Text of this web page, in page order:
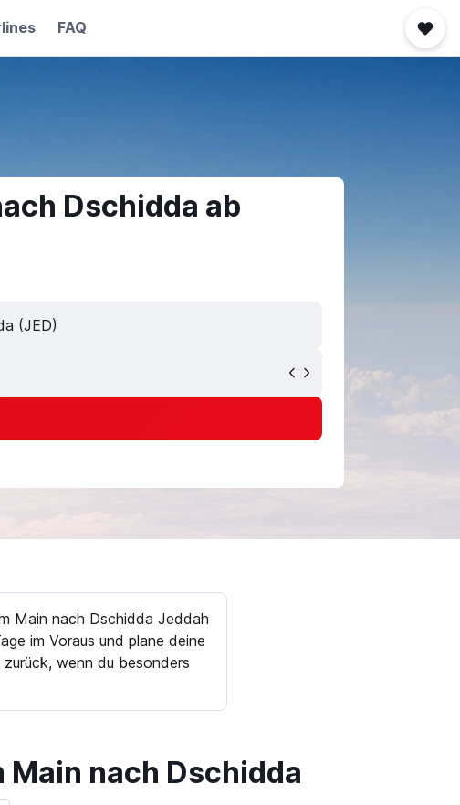
FAQ
Dschidda ab
Main nach Dschidda Jeddah
im Voraus und plane deine
wenn du besonders
nach Dschidda